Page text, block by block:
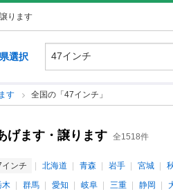
ります
選択
す 全国の「47インチ」
げます・譲ります 全1518件
ンチ 北海道 青森 岩手 宮城
木 群馬 愛知 岐阜 三重 静岡